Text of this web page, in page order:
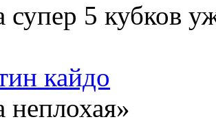
супер 5 кубков
кайдо
неплохая»